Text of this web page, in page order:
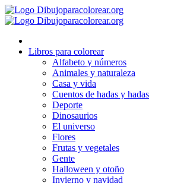
Ir
al
Libros para colorear
Alfabeto y números
Animales y naturaleza
Casa y vida
Cuentos de hadas y hadas
Deporte
Dinosaurios
El universo
Flores
Frutas y vegetales
Gente
Halloween y otoño
Invierno y navidad